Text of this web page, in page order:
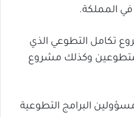
المملكة.
تكامل التطوعي الذي
وكذلك مشروع
البرامج التطوعية